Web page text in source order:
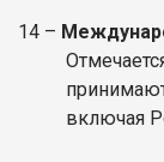
14 –
включая